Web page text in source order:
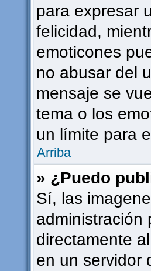
para expresar
felicidad,
emoticones
no abusar del
mensaje se
tema o los
un límite para
Arriba
» ¿Puedo
Sí, las
administración
directamente
en un servidor